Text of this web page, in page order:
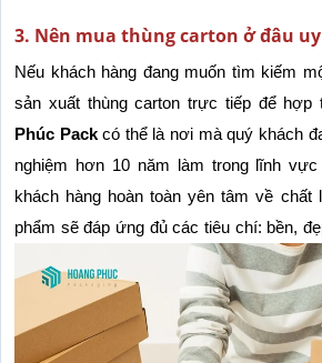
3. Nên mua thùng carton ở đâu
Nếu khách hàng đang muốn tìm kiếm
sản xuất thùng carton trực tiếp để hợp
Phúc Pack có thể là nơi mà quý khách
nghiệm hơn 10 năm làm trong lĩnh
khách hàng hoàn toàn yên tâm về
phẩm sẽ đáp ứng đủ các tiêu chí: bền,